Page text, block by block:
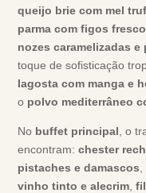
queijo brie com mel
parma com figos
nozes caramelizadas e
toque de sofisticação
lagosta com manga e
o polvo mediterrâneo
No buffet principal, o
encontram:chester
pistaches e damascos,
vinho tinto e alecrim,